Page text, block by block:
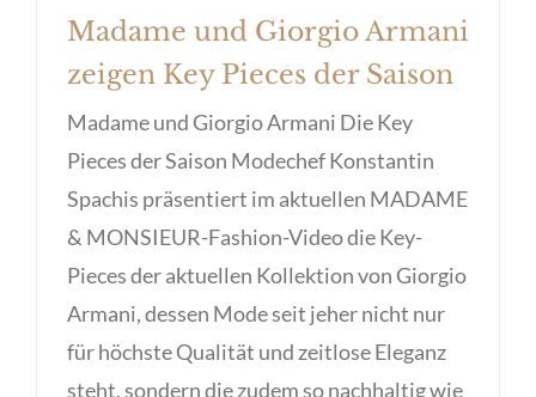
Madame und Giorgio Armani
zeigen Key Pieces der Saison
Madame und Giorgio Armani Die Key
Pieces der Saison Modechef Konstantin
Spachis präsentiert im aktuellen MADAME
& MONSIEUR-Fashion-Video die Key-
Pieces der aktuellen Kollektion von Giorgio
Armani, dessen Mode seit jeher nicht nur
für höchste Qualität und zeitlose Eleganz
steht, sondern die zudem so nachhaltig wie